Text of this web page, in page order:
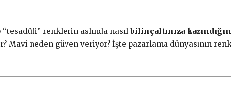
renklerin aslında nasıl bilinçaltınıza
Mavi neden güven veriyor? İşte pazarlama dünyasının